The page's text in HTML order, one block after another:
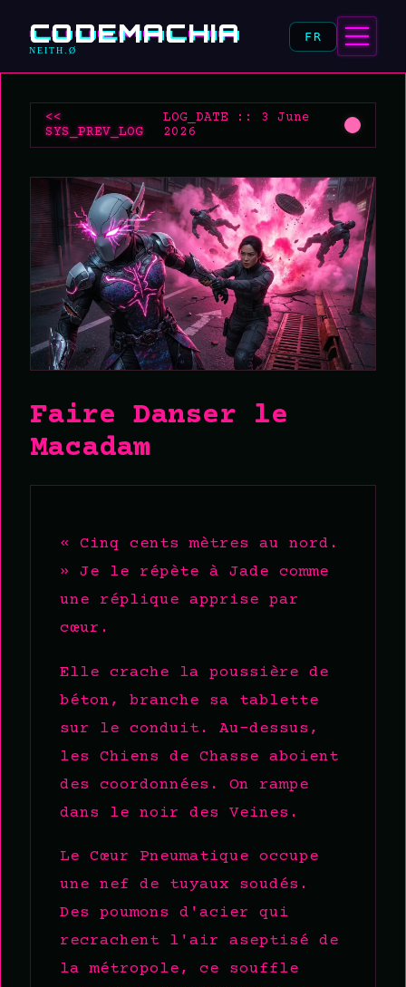
CODEMACHIA
NEITH.Ø
FR
<<
SYS_PREV_LOG
LOG_DATE :: 3 June
2026
Faire Danser le
Macadam
« Cinq cents mètres au nord.
» Je le répète à Jade comme
une réplique apprise par
cœur.
Elle crache la poussière de
béton, branche sa tablette
sur le conduit. Au-dessus,
les Chiens de Chasse aboient
des coordonnées. On rampe
dans le noir des Veines.
Le Cœur Pneumatique occupe
une nef de tuyaux soudés.
Des poumons d'acier qui
recrachent l'air aseptisé de
la métropole, ce souffle